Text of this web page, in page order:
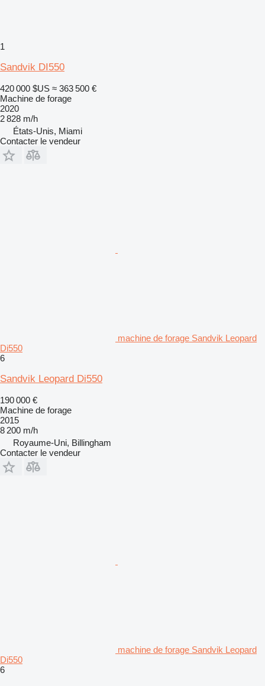
1
Sandvik DI550
420 000 $US ≈ 363 500 €
Machine de forage
2020
2 828 m/h
États-Unis, Miami
Contacter le vendeur
machine de forage Sandvik Leopard
Di550
6
Sandvik Leopard Di550
190 000 €
Machine de forage
2015
8 200 m/h
Royaume-Uni, Billingham
Contacter le vendeur
machine de forage Sandvik Leopard
Di550
6